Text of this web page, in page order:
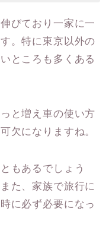
びており一家に一
。特に東京以外の
ところも多くある
と増え車の使い方
欠になりますね。
もあるでしょう
た、家族で旅行に
に必ず必要になっ